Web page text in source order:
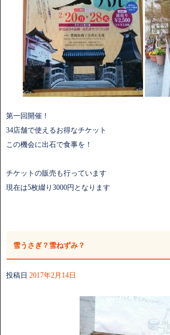
第一回開催！
34店舗で使えるお得なチケット
この機会に出石で食事を！
チケットの販売も行っています
現在は5枚綴り3000円となります
雪うさぎ？雪ねずみ？
投稿日 2017年2月14日